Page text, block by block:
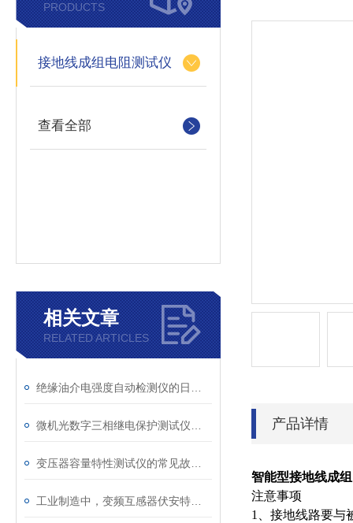
PRODUCTS
接地线成组电阻测试仪
查看全部
相关文章
RELATED ARTICLES
产品详情
智能型接地线成
注意事项
1
、接地线路要